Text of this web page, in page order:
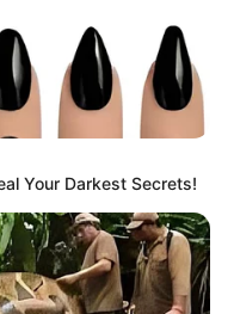
Hannover. Der
Die Messe ist von 11
Weitere
hannov
Your Darkest Secrets!